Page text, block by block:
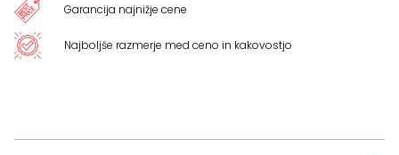
Garancija najnižje cene
Najboljše razmerje med ceno in kakovostjo